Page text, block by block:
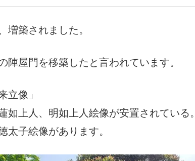
増築されました。
陣屋門を移築したと言われています。
立像」
如上人、明如上人絵像が安置されている。
太子絵像があります。